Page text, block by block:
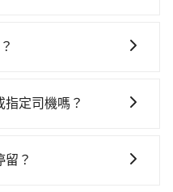
數超過四位，更是沒有
理，每一次租車都好像
或者要載其他乘客的人
的難度是台北或新北的
計費，約有47%會採現
，但當你們人數超過四
高500萬乘客險。如果有
心人少不成團問題，還
。在現行法律下，營業小
裝的車輛，不僅與車輛
定司機嗎？
需求，可透過電子郵件
？